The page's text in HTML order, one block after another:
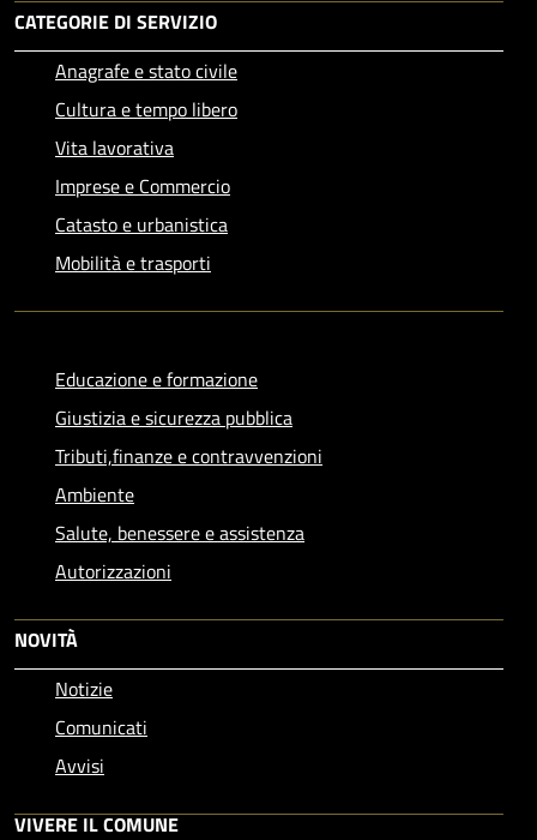
CATEGORIE DI SERVIZIO
Anagrafe e stato civile
Cultura e tempo libero
Vita lavorativa
Imprese e Commercio
Catasto e urbanistica
Mobilità e trasporti
Educazione e formazione
Giustizia e sicurezza pubblica
Tributi,finanze e contravvenzioni
Ambiente
Salute, benessere e assistenza
Autorizzazioni
NOVITÀ
Notizie
Comunicati
Avvisi
VIVERE IL COMUNE